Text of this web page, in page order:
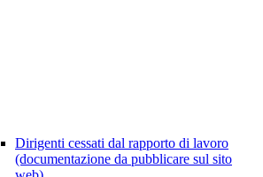
Dirigenti cessati dal rapporto di lavoro
(documentazione da pubblicare sul sito